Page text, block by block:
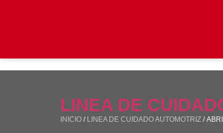
LINEA DE
INICIO / LINEA DE CUIDADO AUTOMOTRIZ /